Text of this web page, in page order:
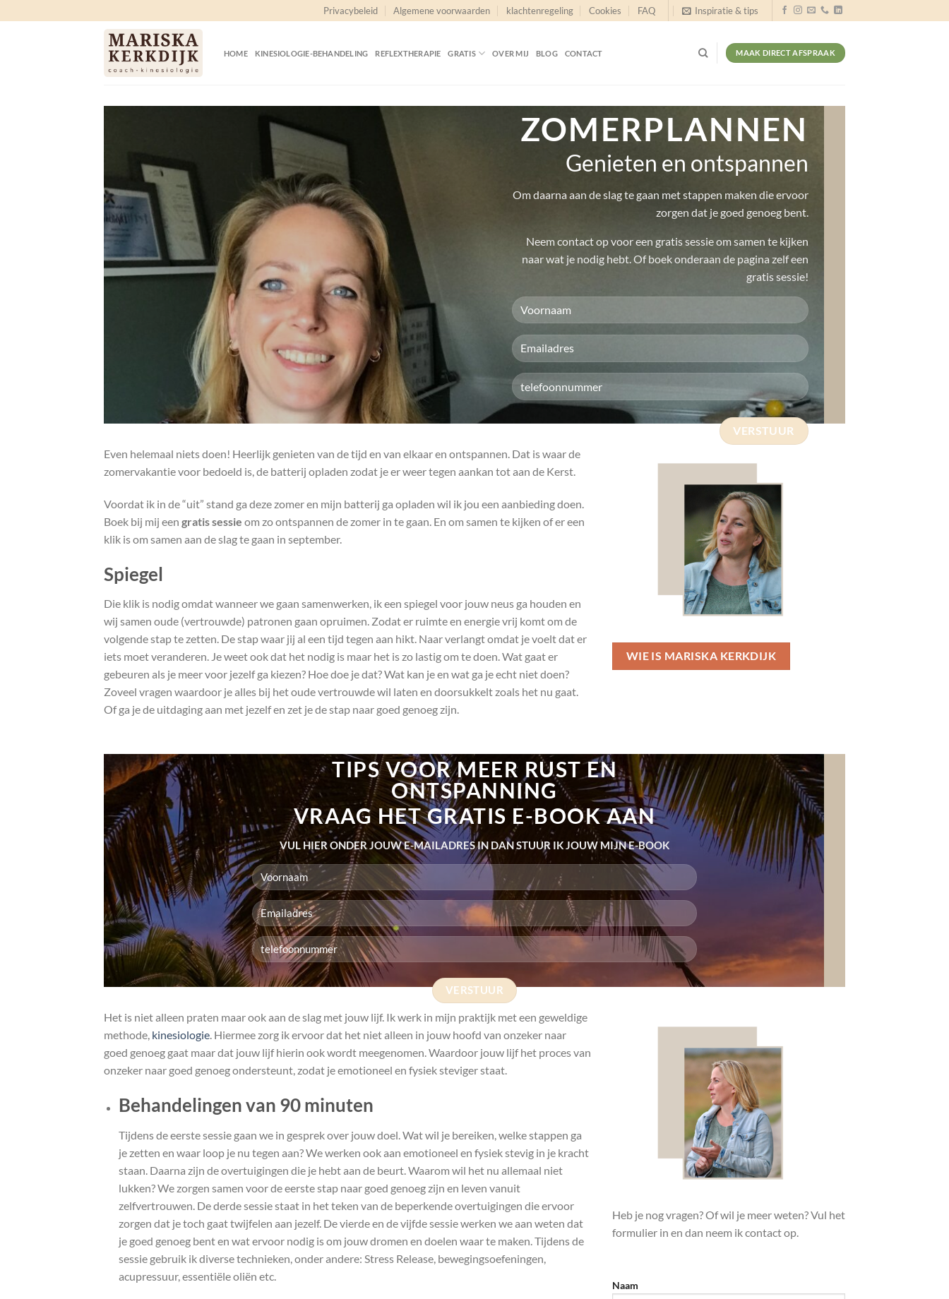
naar
Privacybeleid Algemene voorwaarden klachtenregeling Cookies FAQ Inspiratie & tips
HOME KINESIOLOGIE-BEHANDELING REFLEXTHERAPIE GRATIS OVER MIJ BLOG CONTACT MAAK DIRECT AFSPRAAK
ZOMERPLANNEN
Genieten en ontspannen
Om daarna aan de slag te gaan met stappen maken die ervoor
zorgen dat je goed genoeg bent.
Neem contact op voor een gratis sessie om samen te kijken
naar wat je nodig hebt. Of boek onderaan de pagina zelf een
gratis sessie!
Even helemaal niets doen! Heerlijk genieten van de tijd en van elkaar en ontspannen. Dat is waar de
zomervakantie voor bedoeld is, de batterij opladen zodat je er weer tegen aankan tot aan de Kerst.
Voordat ik in de “uit” stand ga deze zomer en mijn batterij ga opladen wil ik jou een aanbieding doen.
Boek bij mij een gratis sessie om zo ontspannen de zomer in te gaan. En om samen te kijken of er een
klik is om samen aan de slag te gaan in september.
Spiegel
Die klik is nodig omdat wanneer we gaan samenwerken, ik een spiegel voor jouw neus ga houden en
wij samen oude (vertrouwde) patronen gaan opruimen. Zodat er ruimte en energie vrij komt om de
volgende stap te zetten. De stap waar jij al een tijd tegen aan hikt. Naar verlangt omdat je voelt dat er
iets moet veranderen. Je weet ook dat het nodig is maar het is zo lastig om te doen. Wat gaat er
gebeuren als je meer voor jezelf ga kiezen? Hoe doe je dat? Wat kan je en wat ga je echt niet doen?
Zoveel vragen waardoor je alles bij het oude vertrouwde wil laten en doorsukkelt zoals het nu gaat.
Of ga je de uitdaging aan met jezelf en zet je de stap naar goed genoeg zijn.
WIE IS MARISKA KERKDIJK
TIPS VOOR MEER RUST EN
ONTSPANNING
VRAAG HET GRATIS E-BOOK AAN
VUL HIER ONDER JOUW E-MAILADRES IN DAN STUUR IK JOUW MIJN E-BOOK
Het is niet alleen praten maar ook aan de slag met jouw lijf. Ik werk in mijn praktijk met een geweldige
methode, kinesiologie. Hiermee zorg ik ervoor dat het niet alleen in jouw hoofd van onzeker naar
goed genoeg gaat maar dat jouw lijf hierin ook wordt meegenomen. Waardoor jouw lijf het proces van
onzeker naar goed genoeg ondersteunt, zodat je emotioneel en fysiek steviger staat.
Behandelingen van 90 minuten
Tijdens de eerste sessie gaan we in gesprek over jouw doel. Wat wil je bereiken, welke stappen ga
je zetten en waar loop je nu tegen aan? We werken ook aan emotioneel en fysiek stevig in je kracht
staan. Daarna zijn de overtuigingen die je hebt aan de beurt. Waarom wil het nu allemaal niet
lukken? We zorgen samen voor de eerste stap naar goed genoeg zijn en leven vanuit
zelfvertrouwen. De derde sessie staat in het teken van de beperkende overtuigingen die ervoor
zorgen dat je toch gaat twijfelen aan jezelf. De vierde en de vijfde sessie werken we aan weten dat
je goed genoeg bent en wat ervoor nodig is om jouw dromen en doelen waar te maken. Tijdens de
sessie gebruik ik diverse technieken, onder andere: Stress Release, bewegingsoefeningen,
acupressuur, essentiële oliën etc.
Heb je nog vragen? Of wil je meer weten? Vul het
formulier in en dan neem ik contact op.
Naam